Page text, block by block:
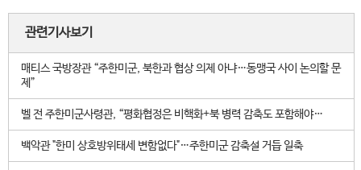
관련기사보기
매티스 국방장관 “주한미군, 북한과 협상 의제 아냐…동맹국 사이 논의할 문
제”
벨 전 주한미군사령관, “평화협정은 비핵화+북 병력 감축도 포함해야…
백악관 "한미 상호방위태세 변함없다"…주한미군 감축설 거듭 일축